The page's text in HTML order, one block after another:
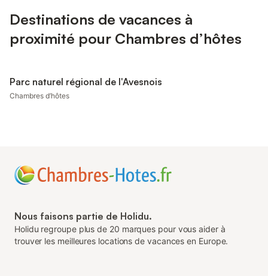
Destinations de vacances à
proximité pour Chambres d’hôtes
Parc naturel régional de l'Avesnois
Chambres d’hôtes
Nous faisons partie de Holidu.
Holidu regroupe plus de 20 marques pour vous aider à
trouver les meilleures locations de vacances en Europe.